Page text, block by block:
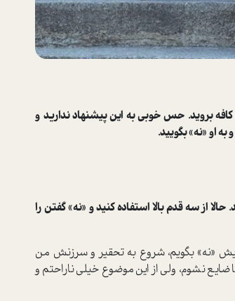
بروید. حس خوبی به این پیشنهاد ندارید و
او «نه» بگویید.
از سه قدم بالا استفاده کنید و «نه» گفتن را
«نه» بگویم، شروع به تحقیر و سرزنش من
نشوم، ولی از این موضوع خیلی ناراحتم و